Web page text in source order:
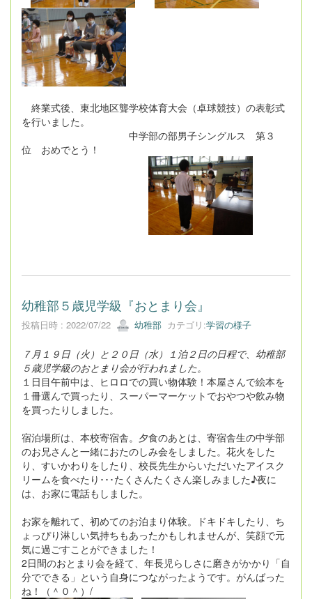
終業式後、東北地区聾学校体育大会（卓球競技）の表彰式
を行いました。
中学部の部男子シングルス 第３
位 おめでとう！
幼稚部５歳児学級『おとまり会』
投稿日時 : 2022/07/22 幼稚部 カテゴリ:学習の様子
７月１９日（火）と２０日（水）１泊２日の日程で、幼稚部
５歳児学級のおとまり会が行われました。
１日目午前中は、ヒロロでの買い物体験！本屋さんで絵本を
１冊選んで買ったり、スーパーマーケットでおやつや飲み物
を買ったりしました。
宿泊場所は、本校寄宿舎。夕食のあとは、寄宿舎生の中学部
のお兄さんと一緒におたのしみ会をしました。花火をした
り、すいかわりをしたり、校長先生からいただいたアイスク
リームを食べたり･･･たくさんたくさん楽しみました♪夜に
は、お家に電話もしました。
お家を離れて、初めてのお泊まり体験。ドキドキしたり、ち
ょっぴり淋しい気持ちもあったかもしれませんが、笑顔で元
気に過ごすことができました！
2日間のおとまり会を経て、年長児らしさに磨きがかかり「自
分でできる」という自身につながったようです。がんばった
ね！（＾０＾）/